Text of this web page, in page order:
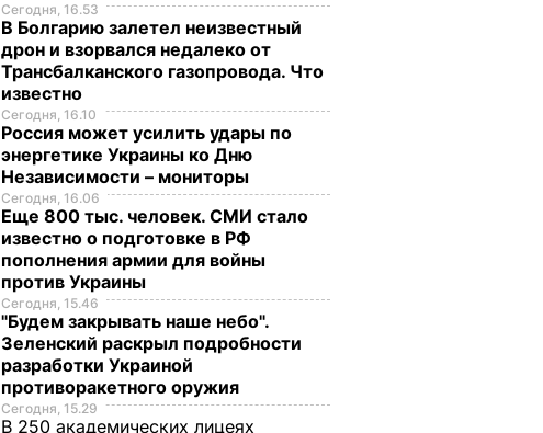
Сегодня, 16.53
В Болгарию залетел неизвестный
дрон и взорвался недалеко от
Трансбалканского газопровода. Что
известно
Сегодня, 16.10
Россия может усилить удары по
энергетике Украины ко Дню
Независимости – мониторы
Сегодня, 16.06
Еще 800 тыс. человек. СМИ стало
известно о подготовке в РФ
пополнения армии для войны
против Украины
Сегодня, 15.46
"Будем закрывать наше небо".
Зеленский раскрыл подробности
разработки Украиной
противоракетного оружия
Сегодня, 15.29
В 250 академических лицеях